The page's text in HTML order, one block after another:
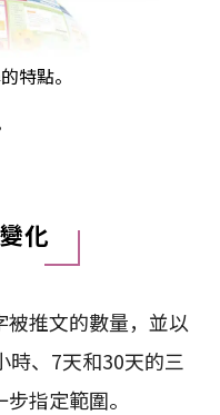
特點。
化
推文的數量，並以
時、7天和30天的三
指定範圍。